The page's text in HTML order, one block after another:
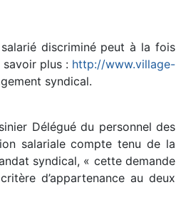
discriminé peut à la fois
plus : http://www.village-
syndical.
Délégué du personnel des
salariale compte tenu de la
syndical, « cette demande
d’appartenance au deux